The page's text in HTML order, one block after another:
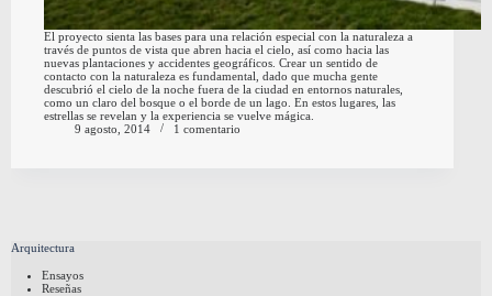
El proyecto sienta las bases para una relación especial con la naturaleza a
través de puntos de vista que abren hacia el cielo, así como hacia las
nuevas plantaciones y accidentes geográficos. Crear un sentido de
contacto con la naturaleza es fundamental, dado que mucha gente
descubrió el cielo de la noche fuera de la ciudad en entornos naturales,
como un claro del bosque o el borde de un lago. En estos lugares, las
estrellas se revelan y la experiencia se vuelve mágica.
9 agosto, 2014
1 comentario
Arquitectura
Ensayos
Reseñas